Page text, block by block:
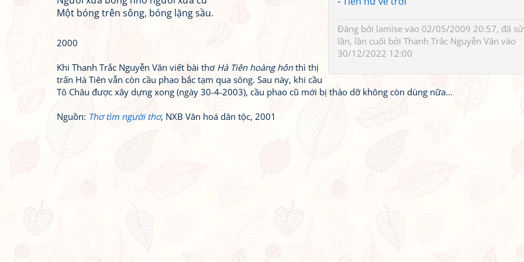
Đăng bởi lamise vào 02/05/2009 20:57, đã
lần, lần cuối bởi Thanh Trắc Nguyễn Văn vào
30/12/2022 12:00
Một bóng trên sông, bóng lặng sầu.
2000
Khi Thanh Trắc Nguyễn Văn viết bài thơ Hà Tiên hoàng hônthì thị
trấn Hà Tiên vẫn còn cầu phao bắc tạm qua sông. Sau này, khi cầu
Tô Châu được xây dựng xong (ngày 30-4-2003), cầu phao cũ mới bị tháo dỡ không còn dùng nữa...
Nguồn: Thơ tìm người thơ, NXB Văn hoá dân tộc, 2001